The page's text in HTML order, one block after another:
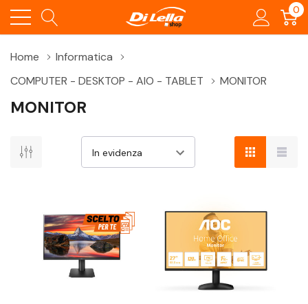
0
Home
Informatica
COMPUTER - DESKTOP - AIO - TABLET
MONITOR
MONITOR